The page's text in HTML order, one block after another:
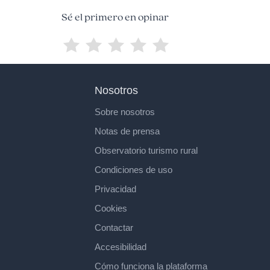
Sé el primero en opinar
Nosotros
Sobre nosotros
Notas de prensa
Observatorio turismo rural
Condiciones de uso
Privacidad
Cookies
Contactar
Accesibilidad
Cómo funciona la plataforma